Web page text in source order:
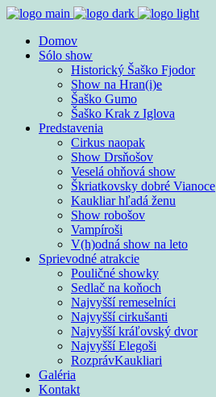
Domov
Sólo show
Historický Šaško Fjodor
Show na Hran(i)e
Šaško Gumo
Šaško Krak z Iglova
Predstavenia
Cirkus naopak
Show Drsňošov
Veselá ohňová show
Škriatkovsky dobré Vianoce
Kaukliar hľadá ženu
Show robošov
Vampíroši
V(h)odná show na leto
Sprievodné atrakcie
Pouličné showky
Sedlač na koňoch
Najvyšší remeselníci
Najvyšší cirkušanti
Najvyšší kráľovský dvor
Najvyšší Elegoši
RozprávKaukliari
Galéria
Kontakt